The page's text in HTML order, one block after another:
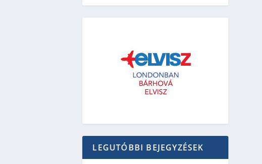
LEGUTÓBBI BEJEGYZÉSEK